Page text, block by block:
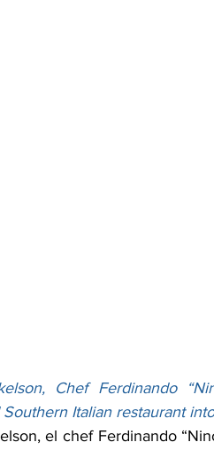
Chef Ferdinando
Italian restaurant
el chef Ferdinando